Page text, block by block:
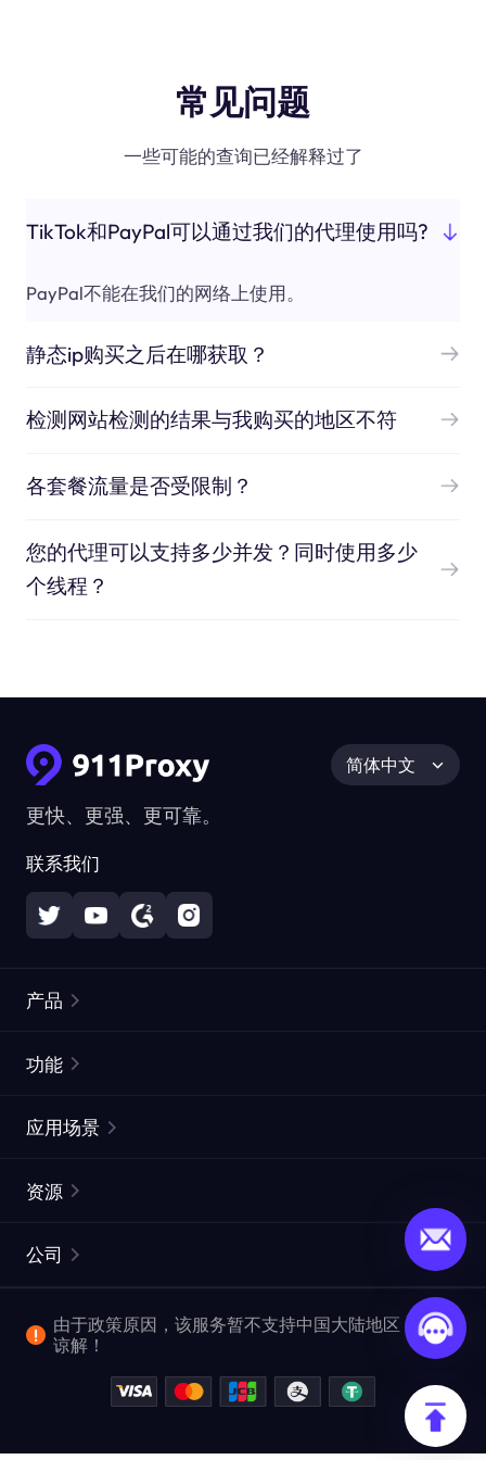
常见问题
一些可能的查询已经解释过了
TikTok和PayPal可以通过我们的代理使用吗?
PayPal不能在我们的网络上使用。
静态ip购买之后在哪获取？
检测网站检测的结果与我购买的地区不符
各套餐流量是否受限制？
您的代理可以支持多少并发？同时使用多少
个线程？
更快、更强、更可靠。
联系我们
简体中文
产品
静态住宅代理
网页抓取 API
视频下载 API
功能
ISP代理
ProxySite
应用场景
市场研究
爬行和索引
查看全部使用场景
资源
常见问题解答
位置
公司
企业服务
反洗钱合规计划
由于政策原因，该服务暂不支持中国大陆地区，敬请
谅解！